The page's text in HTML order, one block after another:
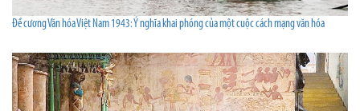
Đề cương Văn hóa Việt Nam 1943: Ý nghĩa khai phóng của một cuộc cách mạng văn hóa